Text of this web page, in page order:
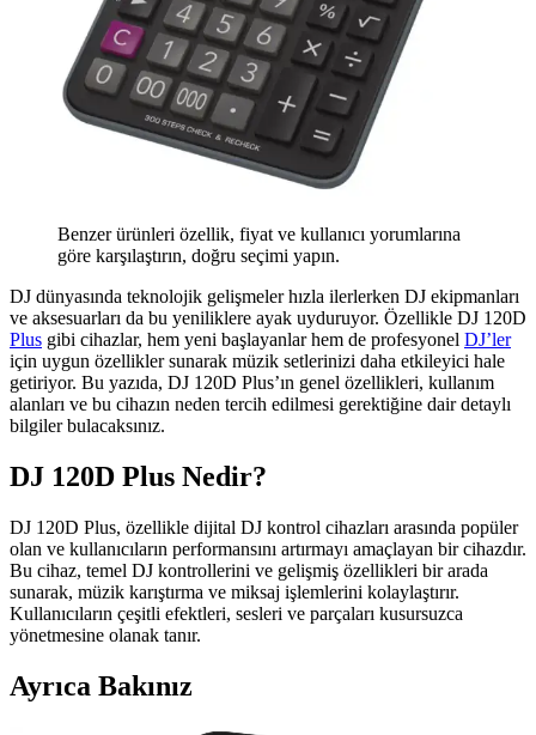
Benzer ürünleri özellik, fiyat ve kullanıcı yorumlarına
göre karşılaştırın, doğru seçimi yapın.
DJ dünyasında teknolojik gelişmeler hızla ilerlerken DJ ekipmanları
ve aksesuarları da bu yeniliklere ayak uyduruyor. Özellikle DJ 120D
Plus gibi cihazlar, hem yeni başlayanlar hem de profesyonel DJ’ler
için uygun özellikler sunarak müzik setlerinizi daha etkileyici hale
getiriyor. Bu yazıda, DJ 120D Plus’ın genel özellikleri, kullanım
alanları ve bu cihazın neden tercih edilmesi gerektiğine dair detaylı
bilgiler bulacaksınız.
DJ 120D Plus Nedir?
DJ 120D Plus, özellikle dijital DJ kontrol cihazları arasında popüler
olan ve kullanıcıların performansını artırmayı amaçlayan bir cihazdır.
Bu cihaz, temel DJ kontrollerini ve gelişmiş özellikleri bir arada
sunarak, müzik karıştırma ve miksaj işlemlerini kolaylaştırır.
Kullanıcıların çeşitli efektleri, sesleri ve parçaları kusursuzca
yönetmesine olanak tanır.
Ayrıca Bakınız